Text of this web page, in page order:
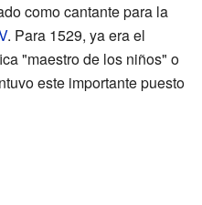
como cantante para la
. Para 1529, ya era el
"maestro de los niños" o
este importante puesto